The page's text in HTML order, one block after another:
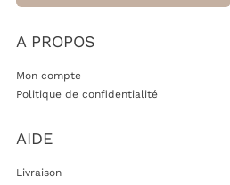
A PROPOS
Mon compte
Politique de confidentialité
AIDE
Livraison